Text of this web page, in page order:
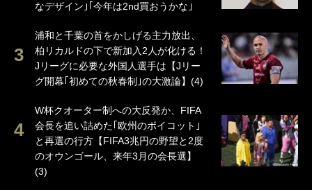
なデザイン｣｢今年は2nd買おうかな｣
浦和と千葉の首をかしげる主力放出、
柏リカルドの下で新加入2人が化ける！
Jリーグに必要な外国人選手は【Jリー
グ開幕｢初めての秋春制｣の大激論】(4)
W杯クオーター制への大反発か、FIFA
会長を追い詰めた｢欧州のボイコット｣
と再選の行方【FIFA3兆円の野望と2度
のオウンゴール、来年3月の会長選】
(3)